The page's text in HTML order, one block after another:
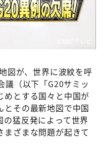
何にする？～
２
図が、世界に波紋を呼
議（以下「G20サミッ
めとする国々と中国が
その最新地図で中国
猛反発によって世界
まざまな問題が起きて